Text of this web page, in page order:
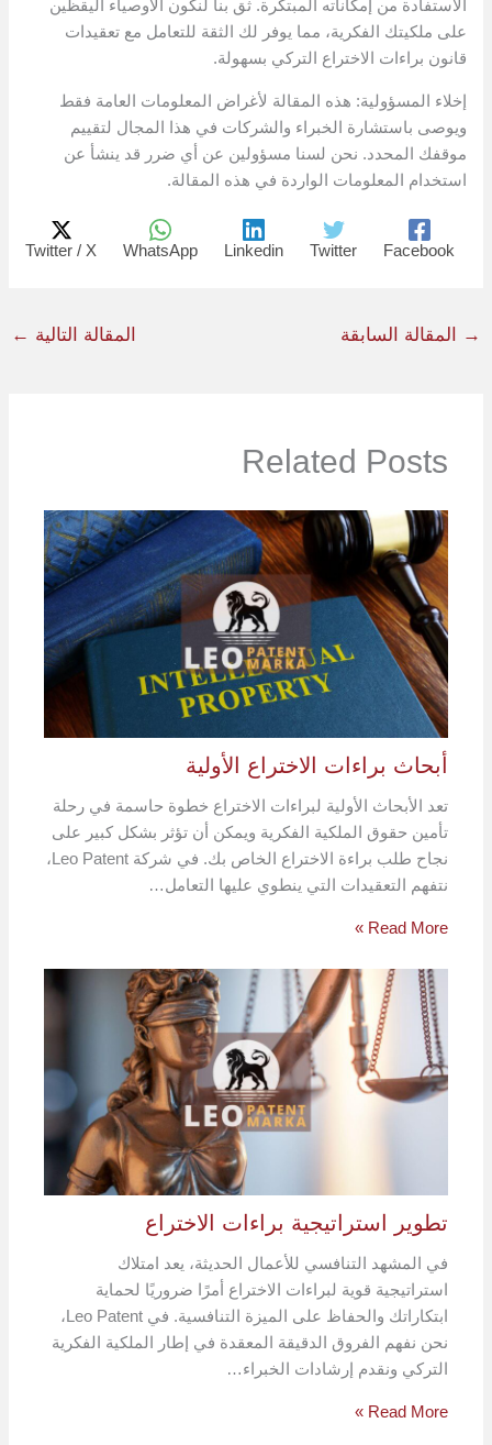
الاستفادة من إمكاناته المبتكرة. ثق بنا لنكون الأوصياء اليقظين
على ملكيتك الفكرية، مما يوفر لك الثقة للتعامل مع تعقيدات
قانون براءات الاختراع التركي بسهولة.
إخلاء المسؤولية: هذه المقالة لأغراض المعلومات العامة فقط
ويوصى باستشارة الخبراء والشركات في هذا المجال لتقييم
موقفك المحدد. نحن لسنا مسؤولين عن أي ضرر قد ينشأ عن
استخدام المعلومات الواردة في هذه المقالة.
Facebook
Twitter
Linkedin
WhatsApp
Twitter / X
→ المقالة السابقة المقالة التالية ←
Related Posts
أبحاث براءات الاختراع الأولية
تعد الأبحاث الأولية لبراءات الاختراع خطوة حاسمة في رحلة
تأمين حقوق الملكية الفكرية ويمكن أن تؤثر بشكل كبير على
نجاح طلب براءة الاختراع الخاص بك. في شركة Leo Patent،
نتفهم التعقيدات التي ينطوي عليها التعامل…
Read More »
تطوير استراتيجية براءات الاختراع
في المشهد التنافسي للأعمال الحديثة، يعد امتلاك
استراتيجية قوية لبراءات الاختراع أمرًا ضروريًا لحماية
ابتكاراتك والحفاظ على الميزة التنافسية. في Leo Patent،
نحن نفهم الفروق الدقيقة المعقدة في إطار الملكية الفكرية
التركي ونقدم إرشادات الخبراء…
Read More »